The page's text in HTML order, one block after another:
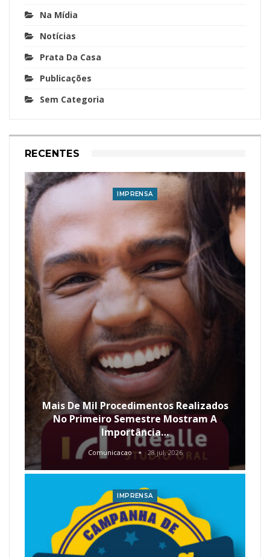
Na Mídia
Notícias
Prata Da Casa
Publicações
Sem Categoria
RECENTES
IMPRENSA
Mais De Mil Procedimentos Realizados
No Primeiro Semestre Mostram A
Importância…
Comunicacao 28 jul, 2026
IMPRENSA